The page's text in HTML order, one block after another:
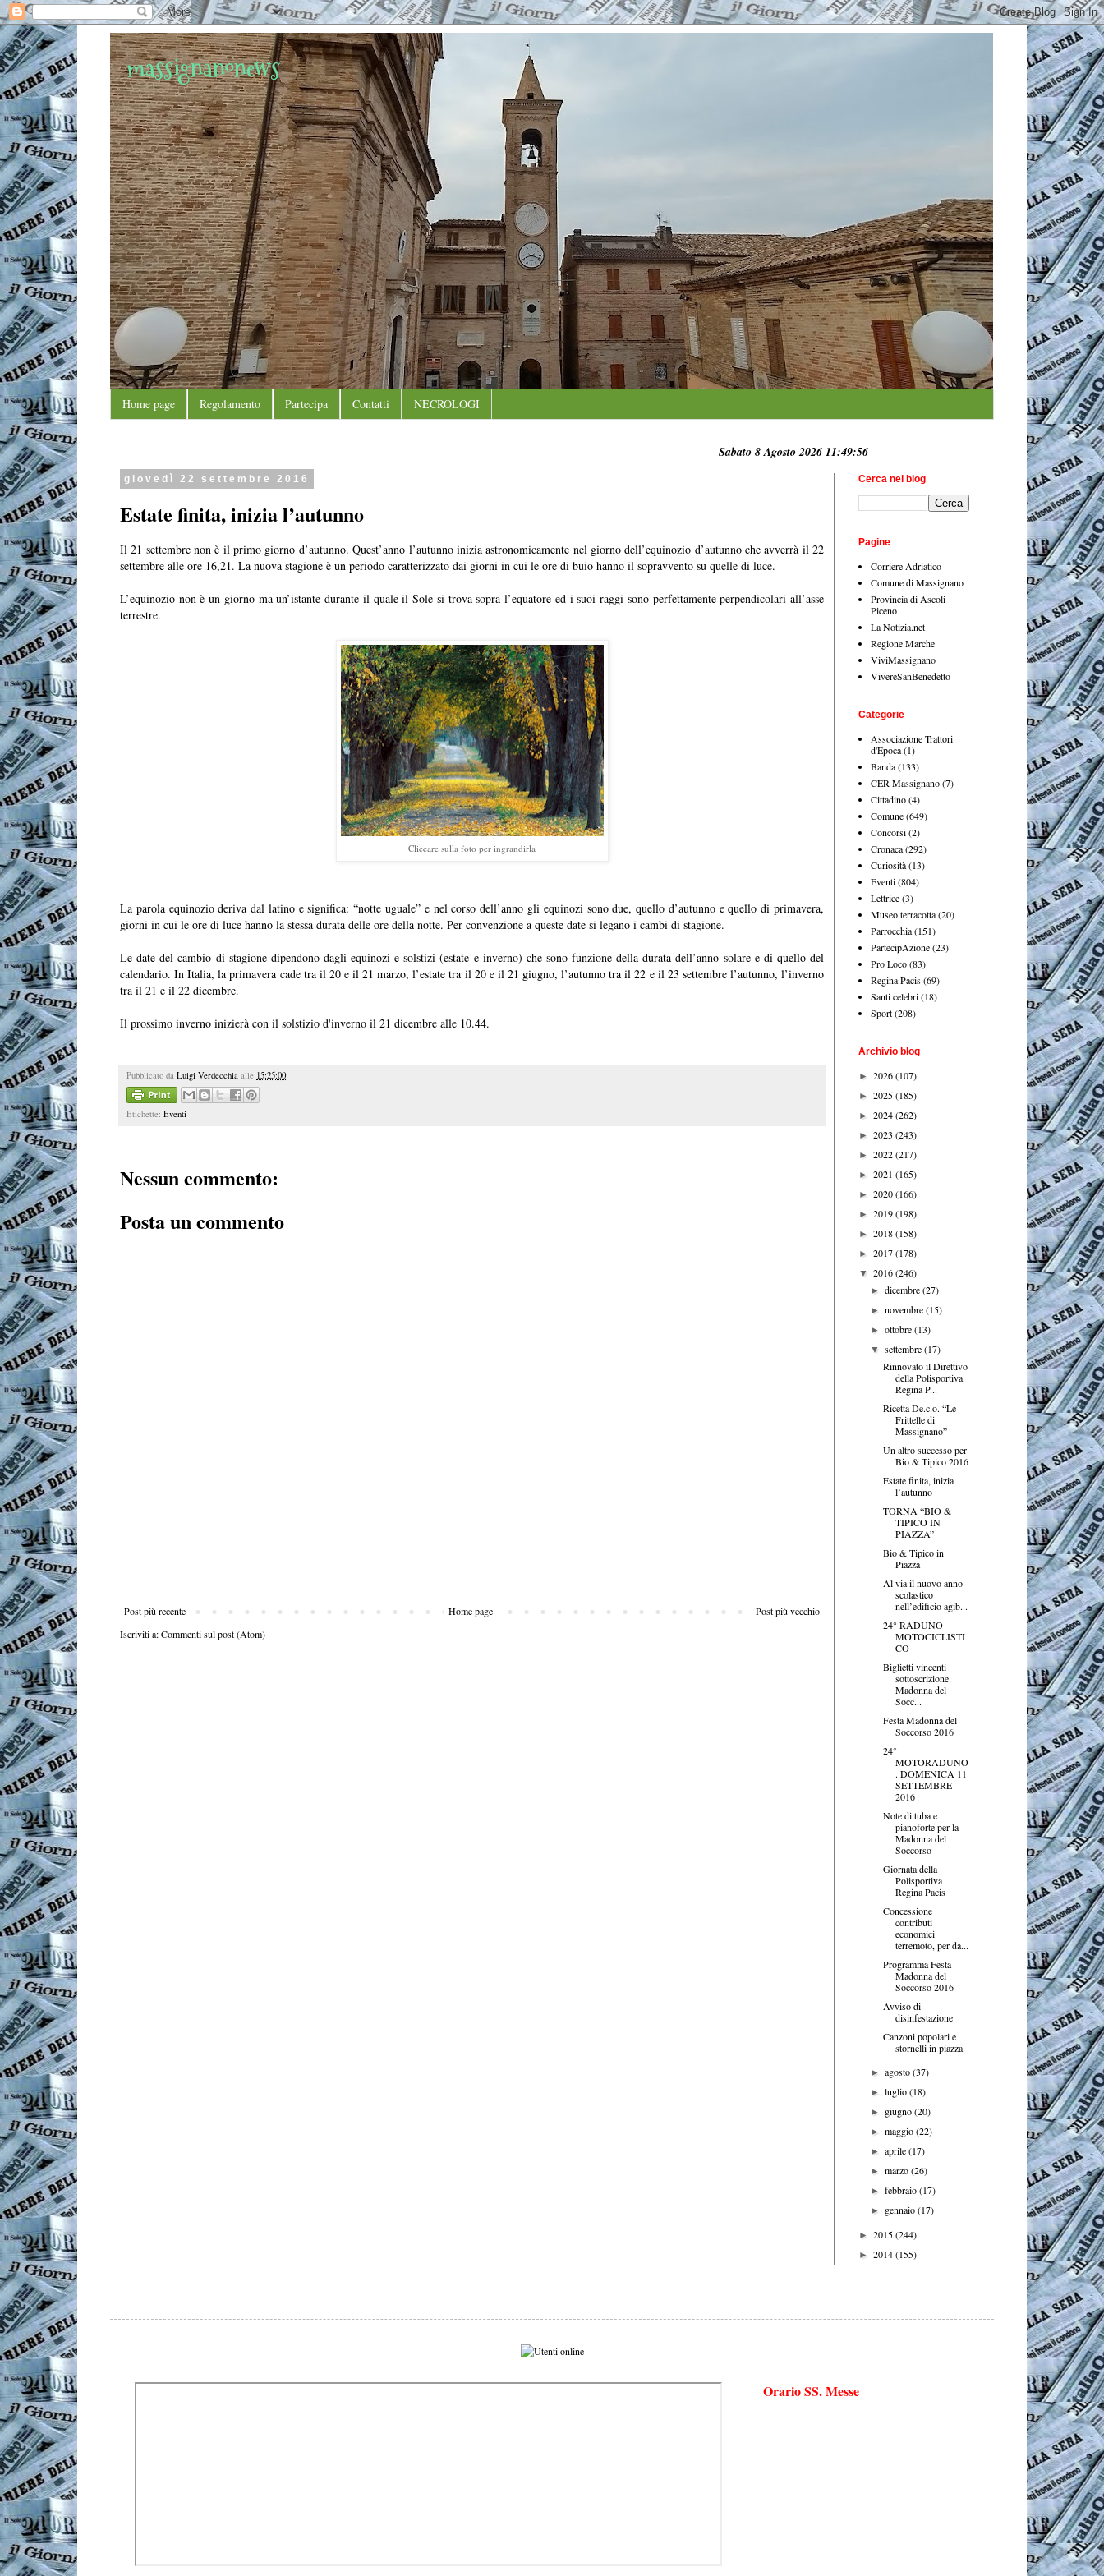
massignanonews
Home page Regolamento Partecipa Contatti NECROLOGI
Sabato 8 Agosto 2026 11:49:57
giovedì 22 settembre 2016
Estate finita, inizia l’autunno
Il 21 settembre non è il primo giorno d’autunno. Quest’anno l’autunno inizia astronomicamente nel giorno dell’equinozio d’autunno che avverrà il 22
settembre alle ore 16,21. La nuova stagione è un periodo caratterizzato dai giorni in cui le ore di buio hanno il sopravvento su quelle di luce.
L’equinozio non è un giorno ma un’istante durante il quale il Sole si trova sopra l’equatore ed i suoi raggi sono perfettamente perpendicolari all’asse
terrestre.
Cliccare sulla foto per ingrandirla
La parola equinozio deriva dal latino e significa: “notte uguale” e nel corso dell’anno gli equinozi sono due, quello d’autunno e quello di primavera,
giorni in cui le ore di luce hanno la stessa durata delle ore della notte. Per convenzione a queste date si legano i cambi di stagione.
Le date del cambio di stagione dipendono dagli equinozi e solstizi (estate e inverno) che sono funzione della durata dell’anno solare e di quello del
calendario. In Italia, la primavera cade tra il 20 e il 21 marzo, l’estate tra il 20 e il 21 giugno, l’autunno tra il 22 e il 23 settembre l’autunno, l’inverno
tra il 21 e il 22 dicembre.
Il prossimo inverno inizierà con il solstizio d'inverno il 21 dicembre alle 10.44.
Pubblicato da Luigi Verdecchia alle 15:25:00
Etichette: Eventi
Nessun commento:
Posta un commento
Post più recente Post più vecchio
Home page
Iscriviti a:Commenti sul post (Atom)
Cerca nel blog
Pagine
Corriere Adriatico
Comune di Massignano
Provincia di Ascoli
Piceno
La Notizia.net
Regione Marche
ViviMassignano
VivereSanBenedetto
Categorie
Associazione Trattori
d'Epoca(1)
Banda(133)
CER Massignano(7)
Cittadino(4)
Comune(649)
Concorsi(2)
Cronaca(292)
Curiosità(13)
Eventi(804)
Lettrice(3)
Museo terracotta(20)
Parrocchia(151)
PartecipAzione(23)
Pro Loco(83)
Regina Pacis(69)
Santi celebri(18)
Sport(208)
Archivio blog
► 2026(107)
► 2025(185)
► 2024(262)
► 2023 (243)
► 2022(217)
► 2021 (165)
► 2020(166)
► 2019(198)
► 2018(158)
► 2017(178)
▼ 2016(246)
►dicembre(27)
►novembre(15)
►ottobre(13)
▼settembre(17)
Rinnovato il Direttivo
della Polisportiva
Regina P...
Ricetta De.c.o. “Le
Frittelle di
Massignano”
Un altro successo per
Bio & Tipico 2016
Estate finita, inizia
l’autunno
TORNA “BIO &
TIPICO IN
PIAZZA”
Bio & Tipico in
Piazza
Al via il nuovo anno
scolastico
nell’edificio agib...
24° RADUNO
MOTOCICLISTI
CO
Biglietti vincenti
sottoscrizione
Madonna del
Socc...
Festa Madonna del
Soccorso 2016
24°
MOTORADUNO
. DOMENICA 11
SETTEMBRE
2016
Note di tuba e
pianoforte per la
Madonna del
Soccorso
Giornata della
Polisportiva
Regina Pacis
Concessione
contributi
economici
terremoto, per da...
Programma Festa
Madonna del
Soccorso 2016
Avviso di
disinfestazione
Canzoni popolari e
stornelli in piazza
►agosto(37)
►luglio(18)
► giugno(20)
►maggio(22)
►aprile(17)
►marzo(26)
►febbraio(17)
► gennaio(17)
► 2015(244)
► 2014(155)
Orario SS. Messe